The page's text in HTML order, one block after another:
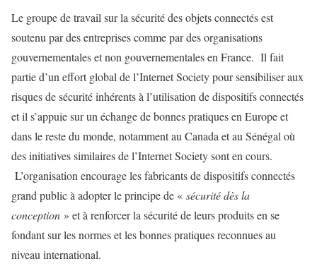
Le groupe de travail sur la sécurité des objets connectés est
soutenu par des entreprises comme par des organisations
gouvernementales et non gouvernementales en France. Il fait
partie d’un effort global de l’Internet Society pour sensibiliser aux
risques de sécurité inhérents à l’utilisation de dispositifs connectés
et il s’appuie sur un échange de bonnes pratiques en Europe et
dans le reste du monde, notamment au Canada et au Sénégal où
des initiatives similaires de l’Internet Society sont en cours.
L’organisation encourage les fabricants de dispositifs connectés
grand public à adopter le principe de « sécurité dès la
conception » et à renforcer la sécurité de leurs produits en se
fondant sur les normes et les bonnes pratiques reconnues au
niveau international.